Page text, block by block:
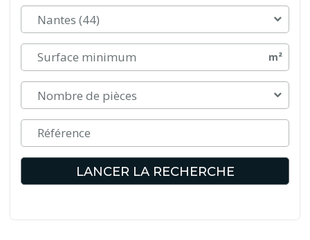
Nantes (44)
m²
Nombre de pièces
LANCER LA RECHERCHE